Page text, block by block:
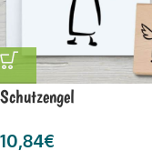
Schutzengel
10,84€